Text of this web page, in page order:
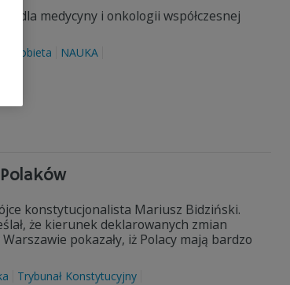
dla medycyny i onkologii współczesnej
kobieta NAUKA
konstytucjonalista Mariusz Bidziński.
że kierunek deklarowanych zmian
pokazały, iż Polacy mają bardzo
Trybunał Konstytucyjny